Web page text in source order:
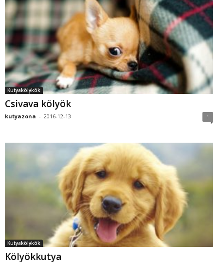
Kutyakölykök
Csivava kölyök
kutyazona - 2016-12-13 1
Kutyakölykök
Kölyökkutya